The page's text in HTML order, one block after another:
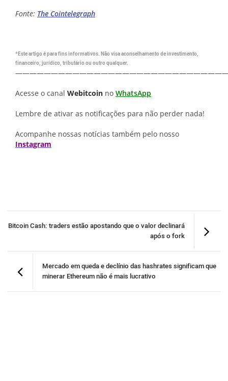
Fonte: The Cointelegraph
*Este artigo é para fins informativos. Não visa aconselhamento de investimento,
financeiro, jurídico, tributário ou outro qualquer.
Acesse o canal Webitcoin no WhatsApp
Lembre de ativar as notificações para não perder nada!
Acompanhe nossas notícias também pelo nosso
Instagram
Bitcoin Cash: traders estão apostando que o valor declinará
após o fork
Mercado em queda e declínio das hashrates significam que
minerar Ethereum não é mais lucrativo